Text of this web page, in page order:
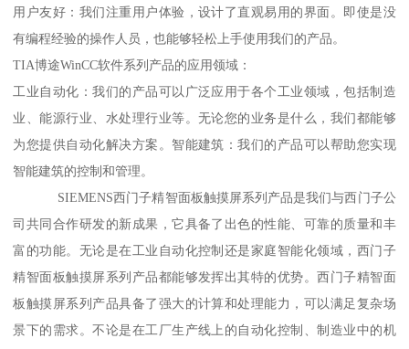
用户友好：我们注重用户体验，设计了直观易用的界面。即使是没
有编程经验的操作人员，也能够轻松上手使用我们的产品。
TIA博途WinCC软件系列产品的应用领域：
工业自动化：我们的产品可以广泛应用于各个工业领域，包括制造
业、能源行业、水处理行业等。无论您的业务是什么，我们都能够
为您提供自动化解决方案。智能建筑：我们的产品可以帮助您实现
智能建筑的控制和管理。
SIEMENS西门子精智面板触摸屏系列产品是我们与西门子公
司共同合作研发的新成果，它具备了出色的性能、可靠的质量和丰
富的功能。无论是在工业自动化控制还是家庭智能化领域，西门子
精智面板触摸屏系列产品都能够发挥出其特的优势。西门子精智面
板触摸屏系列产品具备了强大的计算和处理能力，可以满足复杂场
景下的需求。不论是在工厂生产线上的自动化控制、制造业中的机